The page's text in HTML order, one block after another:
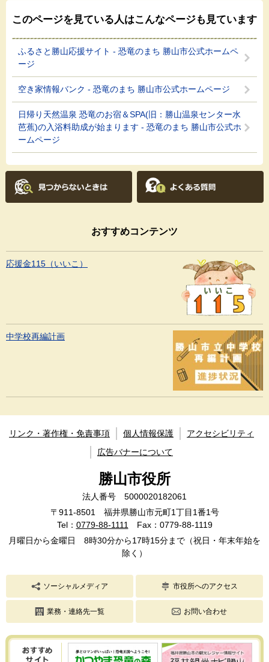
このページを見ている人はこんなページも見ています
ふるさと勝山応援サイト - 恐竜のまち 勝山市公式ホームペ
ージ
空き家情報バンク - 恐竜のまち 勝山市公式ホームページ
日帰り天然温泉 恐竜のお宿＆SPA(旧：勝山温泉センター水
芭蕉)の入浴料助成が始まります - 恐竜のまち 勝山市公式ホ
ームページ
おすすめコンテンツ
応援金115（いいこ）
中学校再編計画
リンク・著作権・免責事項 個人情報保護
アクセシビリティ
広告バナーについて
勝山市役所
法人番号 5000020182061
〒911-8501 福井県勝山市元町1丁目1番1号
Tel： 0779-88-1111
Fax：0779-88-1119
月曜日から金曜日 8時30分から17時15分まで（祝日・年末年始を
除く）
ソーシャルメディア 市役所へのアクセス
業務・連絡先一覧 お問い合わせ